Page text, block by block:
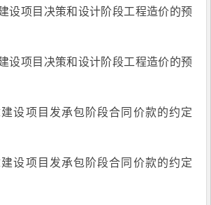
设项目决策和设计阶段工程造价的预
设项目决策和设计阶段工程造价的预
设项目发承包阶段合同价款的约定
设项目发承包阶段合同价款的约定